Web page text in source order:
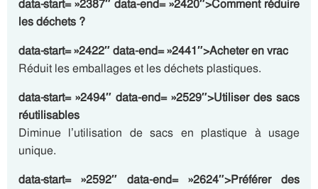
data-start= »2387″ data-end= »2420″>Comment réduire
les déchets ?
data-start= »2422″ data-end= »2441″>Acheter en vrac
Réduit les emballages et les déchets plastiques.
data-start= »2494″ data-end= »2529″>Utiliser des sacs
réutilisables
Diminue l’utilisation de sacs en plastique à usage
unique.
data-start= »2592″ data-end= »2624″>Préférer des